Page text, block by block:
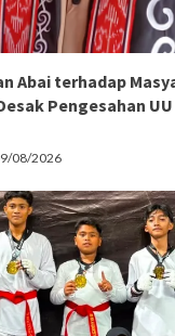
Abai terhadap
Pengesahan
08/2026